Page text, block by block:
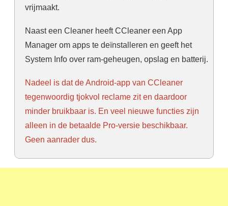
vrijmaakt.
Naast een Cleaner heeft CCleaner een App
Manager om apps te deïnstalleren en geeft het
System Info over ram-geheugen, opslag en batterij.
Nadeel is dat de Android-app van CCleaner
tegenwoordig tjokvol reclame zit en daardoor
minder bruikbaar is. En veel nieuwe functies zijn
alleen in de betaalde Pro-versie beschikbaar.
Geen aanrader dus.